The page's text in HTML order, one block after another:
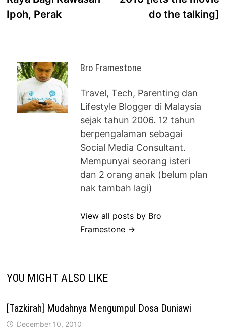
Ipoh, Perak
do the talking]
Bro Framestone
Travel, Tech, Parenting dan
Lifestyle Blogger di Malaysia
sejak tahun 2006. 12 tahun
berpengalaman sebagai
Social Media Consultant.
Mempunyai seorang isteri
dan 2 orang anak (belum plan
nak tambah lagi)
View all posts by Bro
Framestone →
YOU MIGHT ALSO LIKE
[Tazkirah] Mudahnya Mengumpul Dosa Duniawi
December 10, 2010